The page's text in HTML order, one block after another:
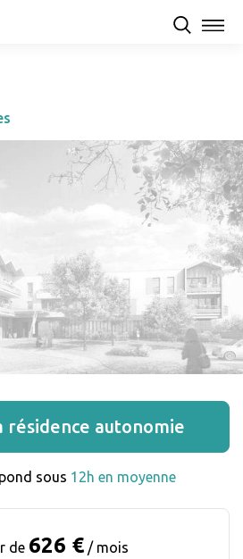
résidence autonomie
sous 12h en moyenne
de 626 €/ mois